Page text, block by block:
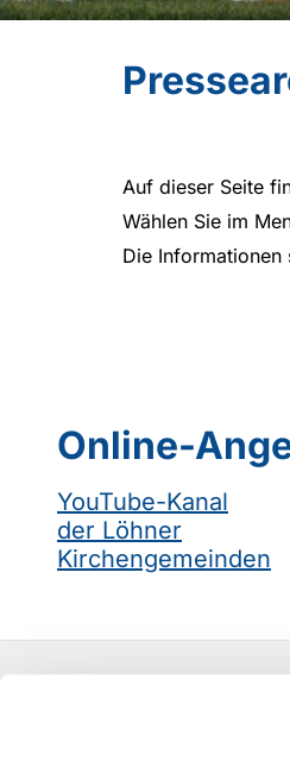
Auf dieser Seite
Wählen Sie im
Die
Online-
YouTube-Kanal
der Löhner
Kirchengemeinden
info@kirchengemeinde-